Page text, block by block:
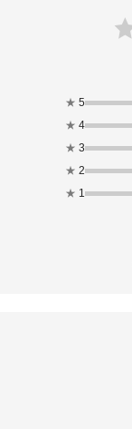
★ 5
★ 4
★ 3
★ 2
★ 1